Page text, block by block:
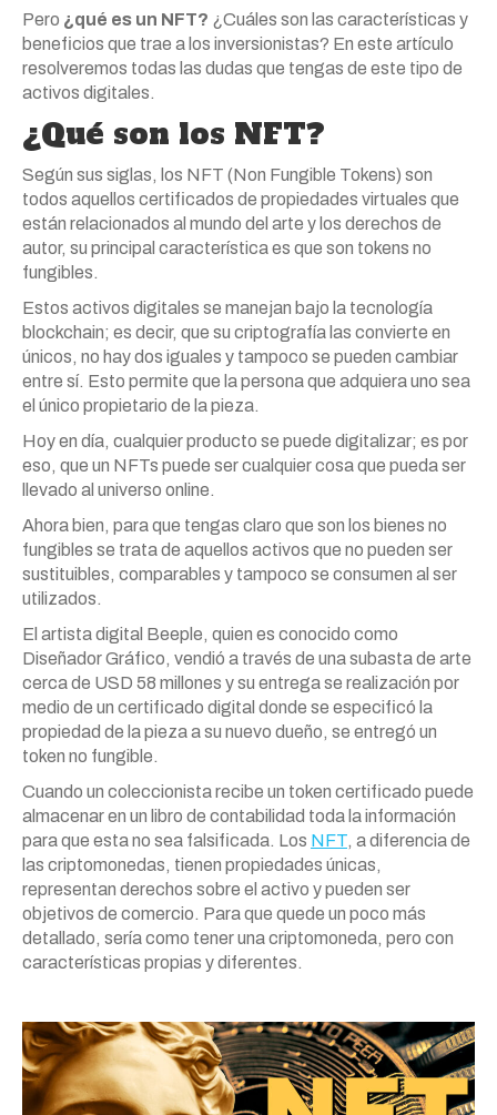
Pero ¿qué es un NFT? ¿Cuáles son las características y
beneficios que trae a los inversionistas? En este artículo
resolveremos todas las dudas que tengas de este tipo de
activos digitales.
¿Qué son los NFT?
Según sus siglas, los NFT (Non Fungible Tokens) son
todos aquellos certificados de propiedades virtuales que
están relacionados al mundo del arte y los derechos de
autor, su principal característica es que son tokens no
fungibles.
Estos activos digitales se manejan bajo la tecnología
blockchain; es decir, que su criptografía las convierte en
únicos, no hay dos iguales y tampoco se pueden cambiar
entre sí. Esto permite que la persona que adquiera uno sea
el único propietario de la pieza.
Hoy en día, cualquier producto se puede digitalizar; es por
eso, que un NFTs puede ser cualquier cosa que pueda ser
llevado al universo online.
Ahora bien, para que tengas claro que son los bienes no
fungibles se trata de aquellos activos que no pueden ser
sustituibles, comparables y tampoco se consumen al ser
utilizados.
El artista digital Beeple, quien es conocido como
Diseñador Gráfico, vendió a través de una subasta de arte
cerca de USD 58 millones y su entrega se realización por
medio de un certificado digital donde se especificó la
propiedad de la pieza a su nuevo dueño, se entregó un
token no fungible.
Cuando un coleccionista recibe un token certificado puede
almacenar en un libro de contabilidad toda la información
para que esta no sea falsificada. Los NFT, a diferencia de
las criptomonedas, tienen propiedades únicas,
representan derechos sobre el activo y pueden ser
objetivos de comercio. Para que quede un poco más
detallado, sería como tener una criptomoneda, pero con
características propias y diferentes.